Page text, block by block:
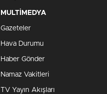
MULTİMEDYA
Gazeteler
Hava Durumu
Haber Gönder
Namaz Vakitleri
TV Yayın Akışları